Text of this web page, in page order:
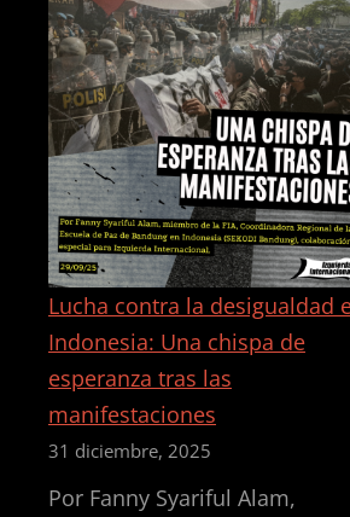
Lucha contra la desigualdad
Indonesia: Una chispa de
esperanza tras las
manifestaciones
31 diciembre, 2025
Por Fanny Syariful Alam,